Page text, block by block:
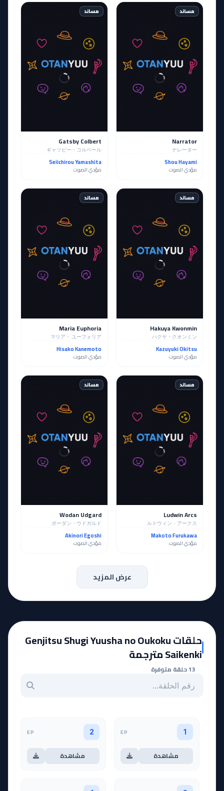
مساند
Narrator
ナレーター
Shou Hayami
مؤدي الصوت
مساند
Gatsby Colbert
ギャツビー・コルベール
Seiichirou Yamashita
مؤدي الصوت
مساند
Hakuya Kwonmin
ハクヤ・クオンミン
Kazuyuki Okitsu
مؤدي الصوت
مساند
Maria Euphoria
マリア・ ユーフォリア
Hisako Kanemoto
مؤدي الصوت
مساند
Ludwin Arcs
ルドウィン・アークス
Makoto Furukawa
مؤدي الصوت
مساند
Wodan Udgard
ボーダン・ウドガルド
Akinori Egoshi
مؤدي الصوت
عرض المزيد
حلقات Genjitsu Shugi Yuusha no Oukoku
Saikenki مترجمة
13 حلقة متوفرة
بحث عن حلقة بالرقم
1
EP
مشاهدة
2
EP
مشاهدة